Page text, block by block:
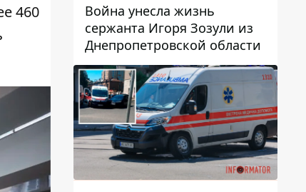
460
Война унесла жизнь
сержанта Игоря Зозули из
Днепропетровской области